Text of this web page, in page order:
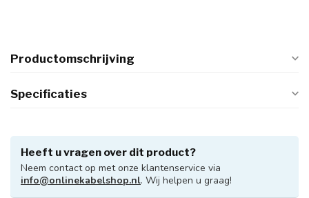
Productomschrijving
Specificaties
Heeft u vragen over dit product?
Neem contact op met onze klantenservice via
info@onlinekabelshop.nl. Wij helpen u graag!